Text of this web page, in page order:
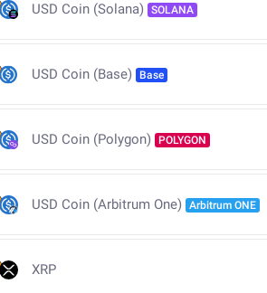
USD Coin (Solana) SOLANA
USD Coin (Base) Base
USD Coin (Polygon) POLYGON
USD Coin (Arbitrum One) Arbitrum ONE
XRP